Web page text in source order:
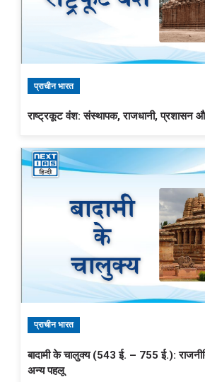
प्राचीन भारत
राष्ट्रकूट वंश: संस्थापक, राजधानी, प्रशासन
प्राचीन भारत
बादामी के चालुक्य (543 ई. – 755 ई.):
अन्य पहलू